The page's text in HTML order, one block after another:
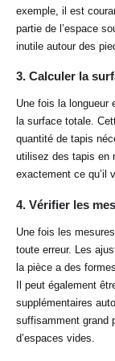
exemple, il est
partie de l’espace
inutile autour des
3. Calculer la
Une fois la longueur
la surface totale.
quantité de tapis
utilisez des tapis en
exactement ce qu’il
4. Vérifier les
Une fois les
toute erreur. Les
la pièce a des
Il peut également
supplémentaires
suffisamment grand
d’espaces vides.